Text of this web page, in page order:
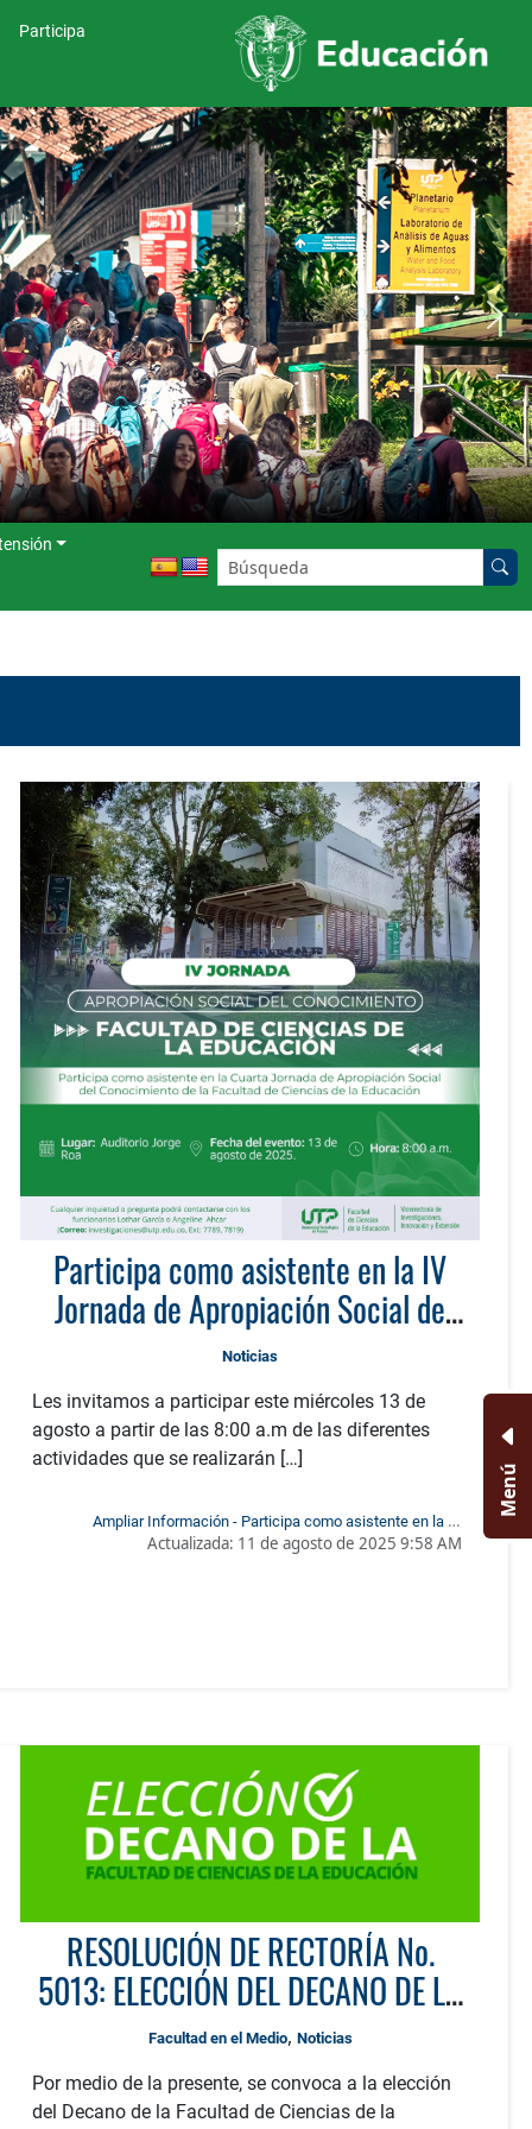
Participa
Buscar en el sitio:
Participa como asistente en la IV
Jornada de Apropiación Social de
Conocimiento
Noticias
Les invitamos a participar este miércoles 13 de
agosto a partir de las 8:00 a.m de las diferentes
actividades que se realizarán […]
Ampliar Información - Participa como asistente en la IV
Jornada de Apropiación Social de Conocimiento
Actualizada: 11 de agosto de 2025 9:58 AM
RESOLUCIÓN DE RECTORÍA No.
5013: ELECCIÓN DEL DECANO DE LA
FACULTAD DE CIENCIAS DE LA
EDUCACIÓN.
Facultad en el Medio, Noticias
Por medio de la presente, se convoca a la elección
del Decano de la Facultad de Ciencias de la
Menú